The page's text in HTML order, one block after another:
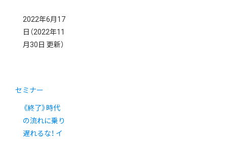
2022年6月17
日 （2022年11
月30日 更新）
セミナー
《終了》時代
の流れに乗り
遅れるな！ イ